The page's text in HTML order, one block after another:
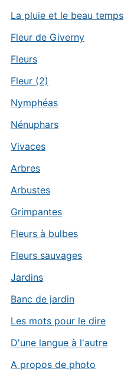
La pluie et le beau temps
Fleur de Giverny
Fleurs
Fleur (2)
Nymphéas
Nénuphars
Vivaces
Arbres
Arbustes
Grimpantes
Fleurs à bulbes
Fleurs sauvages
Jardins
Banc de jardin
Les mots pour le dire
D'une langue à l'autre
A propos de photo